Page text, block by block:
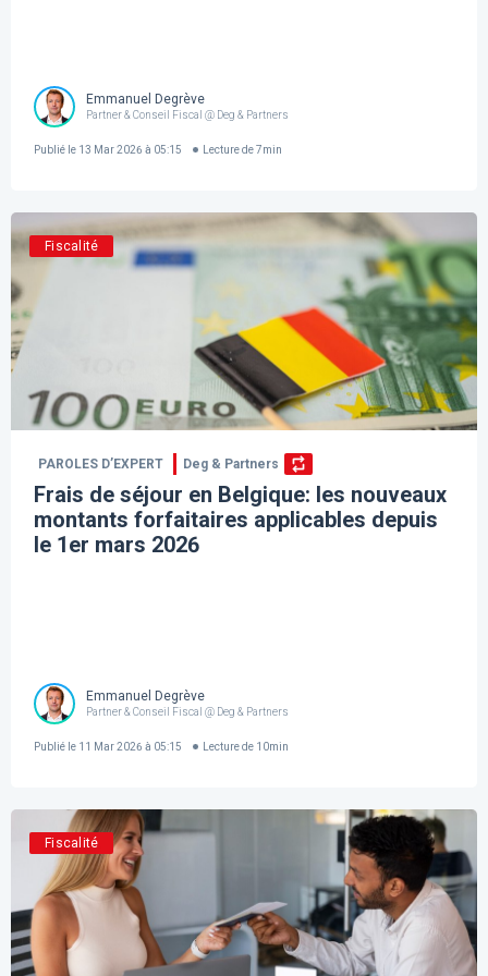
Emmanuel Degrève
Partner & Conseil Fiscal @ Deg & Partners
Publié le 13 Mar 2026 à 05:15 Lecture de 7min
Fiscalité
PAROLES D’EXPERT Deg & Partners
Frais de séjour en Belgique: les nouveaux
montants forfaitaires applicables depuis
le 1er mars 2026
Emmanuel Degrève
Partner & Conseil Fiscal @ Deg & Partners
Publié le 11 Mar 2026 à 05:15 Lecture de 10min
Fiscalité